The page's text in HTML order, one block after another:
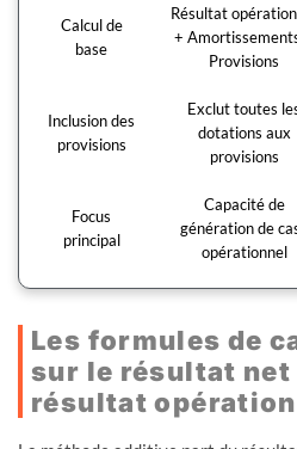
Calcul de
base
Résultat
+
Provisions
Inclusion des
provisions
Exclut toutes
dotations aux
provisions
Focus
principal
Capacité de
génération de
opérationnel
Les formules de
sur le résultat net
résultat